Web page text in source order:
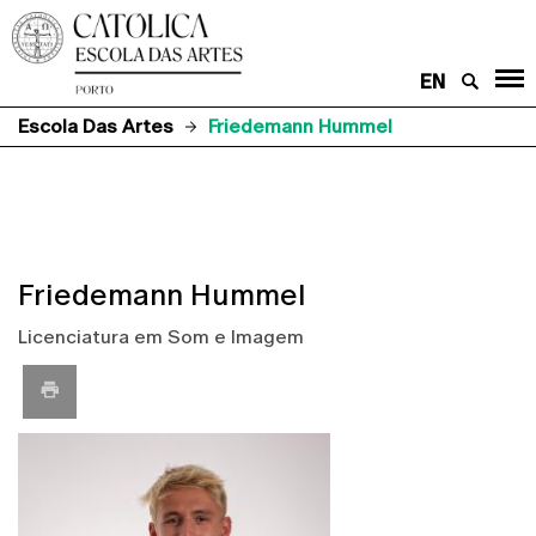
EN
Escola Das Artes
Friedemann Hummel
Friedemann Hummel
Licenciatura em Som e Imagem